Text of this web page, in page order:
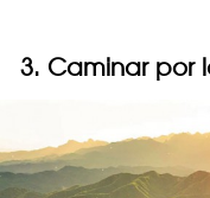
3. Caminar por